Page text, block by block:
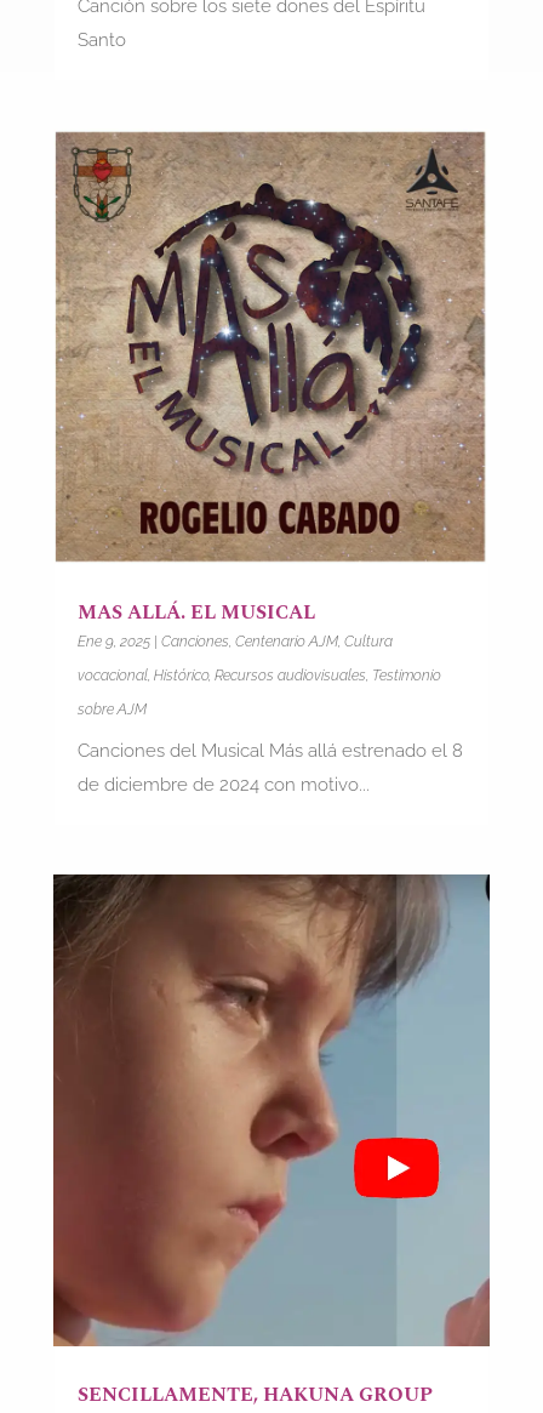
Canción sobre los siete dones del Espíritu
Santo
MAS ALLÁ. EL MUSICAL
Ene 9, 2025| Canciones, Centenario AJM, Cultura
vocacional, Histórico, Recursos audiovisuales, Testimonio
sobre AJM
Canciones del Musical Más allá estrenado el 8
de diciembre de 2024 con motivo...
SENCILLAMENTE, HAKUNA GROUP